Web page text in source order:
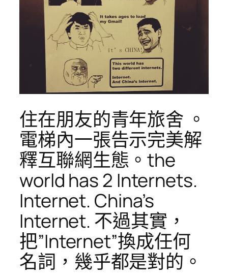
住在朋友的青年旅舍 。
電梯內一張告示完美解
釋互聯網生態。the
world has 2 Internets.
Internet. China’s
Internet. 不過其實，
把”Internet”換成任何
名詞，幾乎都是對的。